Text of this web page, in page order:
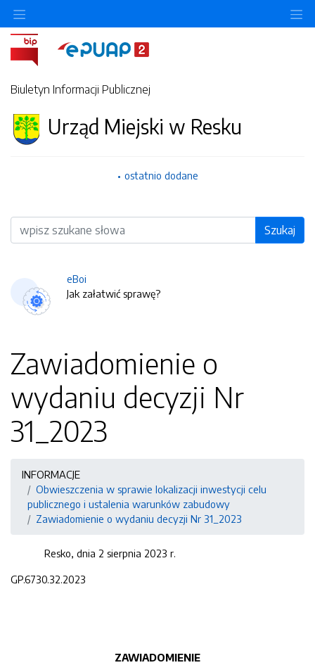
Biuletyn Informacji Publicznej
Urząd Miejski w Resku
ostatnio dodane
Wyszukiwarka Szukaj
eBoi
Jak załatwić sprawę?
Zawiadomienie o
wydaniu decyzji Nr
31_2023
INFORMACJE
Obwieszczenia w sprawie lokalizacji inwestycji celu
publicznego i ustalenia warunków zabudowy
Zawiadomienie o wydaniu decyzji Nr 31_2023
Resko, dnia 2 sierpnia 2023 r.
GP.6730.32.2023
ZAWIADOMIENIE